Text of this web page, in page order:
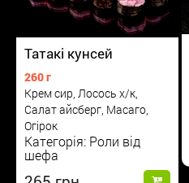
Татакі кунсей
260 г
Крем сир, Лосось х/к,
Салат айсберг, Масаго,
Огірок
Категорія: Роли від
шефа